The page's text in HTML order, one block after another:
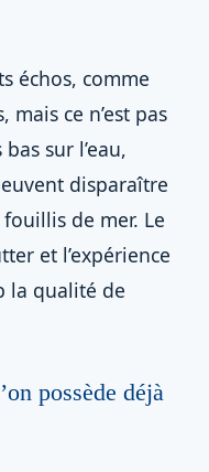
échos, comme
ce n’est pas
sur l’eau,
disparaître
de mer. Le
et l’expérience
la qualité de
possède déjà